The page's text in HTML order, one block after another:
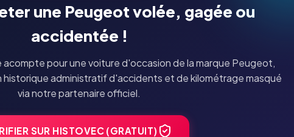
une Peugeot volée, gagée ou
accidentée !
acompte pour une voiture d'occasion de la marque Peugeot,
administratif d'accidents et de kilométrage masqué
via notre partenaire officiel.
SUR HISTOVEC (GRATUIT)